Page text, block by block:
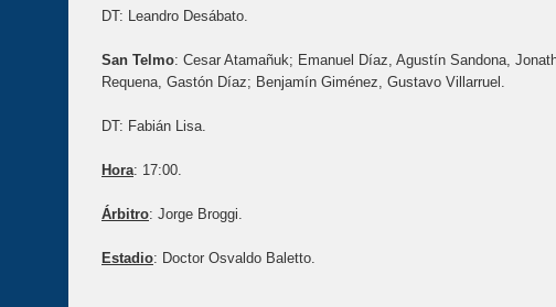
DT: Leandro Desábato.
San Telmo: Cesar Atamañuk; Emanuel Díaz, Agustín Sandona,
Requena, Gastón Díaz; Benjamín Giménez, Gustavo Villarruel.
DT: Fabián Lisa.
Hora: 17:00.
Árbitro: Jorge Broggi.
Estadio: Doctor Osvaldo Baletto.